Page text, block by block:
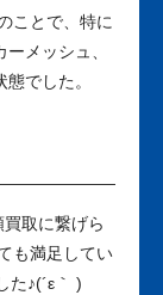
ことで、特に
メッシュ、
でした。
取に繋げら
も満足してい
た♪(´ε｀ )